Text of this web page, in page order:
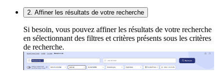
2. Affiner les résultats de votre recherche
Si besoin, vous pouvez affiner les résultats de votre recherche
en sélectionnant des filtres et critères présents sous les critères
de recherche.